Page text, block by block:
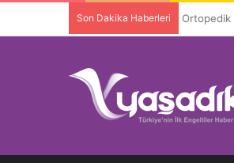
Son Dakika Haberleri